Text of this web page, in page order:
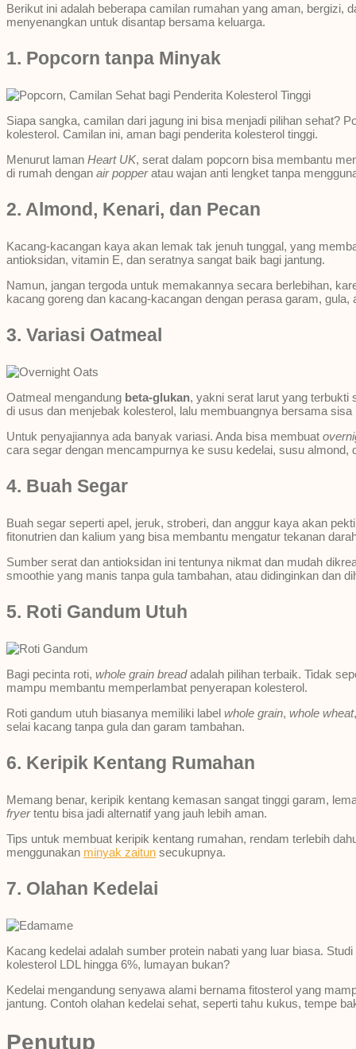
Berikut ini adalah beberapa camilan rumahan yang aman, bergizi,
menyenangkan untuk disantap bersama keluarga.
1. Popcorn tanpa Minyak
Siapa sangka, camilan dari jagung ini bisa menjadi pilihan sehat?
kolesterol. Camilan ini, aman bagi penderita kolesterol tinggi.
Menurut laman Heart UK, serat dalam popcorn bisa membantu
di rumah dengan air popperatau wajan anti lengket tanpa
2. Almond, Kenari, dan Pecan
Kacang-kacangan kaya akan lemak tak jenuh tunggal, yang
antioksidan, vitamin E, dan seratnya sangat baik bagi jantung.
Namun, jangan tergoda untuk memakannya secara berlebihan,
kacang goreng dan kacang-kacangan dengan perasa garam, gula,
3. Variasi Oatmeal
Oatmeal mengandung beta-glukan, yakni serat larut yang terbukti
di usus dan menjebak kolesterol, lalu membuangnya bersama sisa
Untuk penyajiannya ada banyak variasi. Anda bisa membuat
cara segar dengan mencampurnya ke susu kedelai, susu almond,
4. Buah Segar
Buah segar seperti apel, jeruk, stroberi, dan anggur kaya akan
fitonutrien dan kalium yang bisa membantu mengatur tekanan
Sumber serat dan antioksidan ini tentunya nikmat dan mudah
smoothie yang manis tanpa gula tambahan, atau didinginkan dan
5. Roti Gandum Utuh
Bagi pecinta roti, whole grain breadadalah pilihan terbaik. Tidak
mampu membantu memperlambat penyerapan kolesterol.
Roti gandum utuh biasanya memiliki label whole grain, whole wheat
selai kacang tanpa gula dan garam tambahan.
6. Keripik Kentang Rumahan
Memang benar, keripik kentang kemasan sangat tinggi garam,
fryertentu bisa jadi alternatif yang jauh lebih aman.
Tips untuk membuat keripik kentang rumahan, rendam terlebih
menggunakan minyak zaitun secukupnya.
7. Olahan Kedelai
Kacang kedelai adalah sumber protein nabati yang luar biasa.
kolesterol LDL hingga 6%, lumayan bukan?
Kedelai mengandung senyawa alami bernama fitosterol yang
jantung. Contoh olahan kedelai sehat, seperti tahu kukus, tempe
Penutup